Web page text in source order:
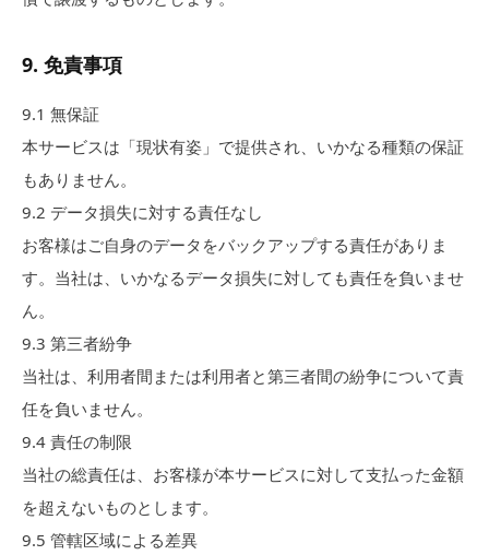
9. 免責事項
9.1 無保証
本サービスは「現状有姿」で提供され、いかなる種類の保証
もありません。
9.2 データ損失に対する責任なし
お客様はご自身のデータをバックアップする責任がありま
す。当社は、いかなるデータ損失に対しても責任を負いませ
ん。
9.3 第三者紛争
当社は、利用者間または利用者と第三者間の紛争について責
任を負いません。
9.4 責任の制限
当社の総責任は、お客様が本サービスに対して支払った金額
を超えないものとします。
9.5 管轄区域による差異